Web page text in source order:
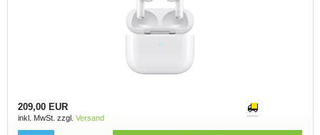
209,00 EUR
inkl. MwSt. zzgl. Versand